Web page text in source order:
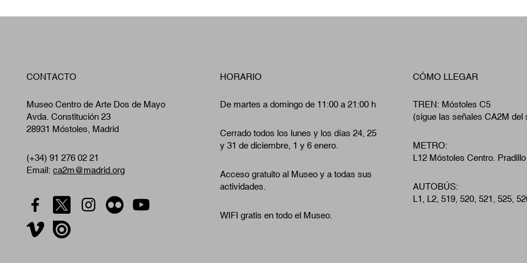
CONTACTO
Museo Centro de Arte Dos de Mayo
Avda. Constitución 23
28931 Móstoles, Madrid
(+34) 91 276 02 21
Email: ca2m@madrid.org
HORARIO
De martes a domingo de 11:00 a 21:00 h
Cerrado todos los lunes y los días 24, 25
y 31 de diciembre, 1 y 6 enero.
Acceso gratuito al Museo y a todas sus
actividades.
WIFI gratis en todo el Museo.
CÓMO LLEGAR
TREN: Móstoles C5
(sigue las señales CA2M del
METRO:
L12 Móstoles Centro. Pradillo
AUTOBÚS:
L1, L2, 519, 520, 521, 525,